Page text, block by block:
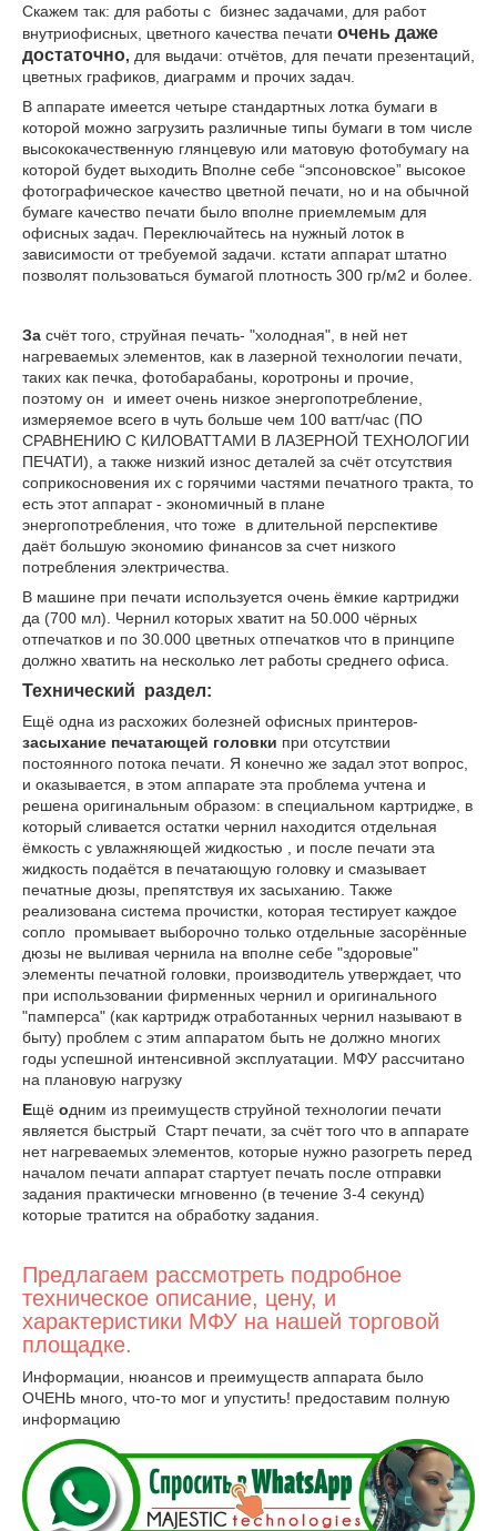
Скажем так: для работы с бизнес задачами, для работ
внутриофисных, цветного качества печати очень даже
достаточно, для выдачи: отчётов, для печати презентаций,
цветных графиков, диаграмм и прочих задач.
В аппарате имеется четыре стандартных лотка бумаги в
которой можно загрузить различные типы бумаги в том числе
высококачественную глянцевую или матовую фотобумагу на
которой будет выходить Вполне себе “эпсоновское” высокое
фотографическое качество цветной печати, но и на обычной
бумаге качество печати было вполне приемлемым для
офисных задач. Переключайтесь на нужный лоток в
зависимости от требуемой задачи. кстати аппарат штатно
позволят пользоваться бумагой плотность 300 гр/м2 и более.
За счёт того, струйная печать- "холодная", в ней нет
нагреваемых элементов, как в лазерной технологии печати,
таких как печка, фотобарабаны, коротроны и прочие,
поэтому он и имеет очень низкое энергопотребление,
измеряемое всего в чуть больше чем 100 ватт/час (ПО
СРАВНЕНИЮ С КИЛОВАТТАМИ В ЛАЗЕРНОЙ ТЕХНОЛОГИИ
ПЕЧАТИ), а также низкий износ деталей за счёт отсутствия
соприкосновения их с горячими частями печатного тракта, то
есть этот аппарат - экономичный в плане
энергопотребления, что тоже в длительной перспективе
даёт большую экономию финансов за счет низкого
потребления электричества.
В машине при печати используется очень ёмкие картриджи
да (700 мл). Чернил которых хватит на 50.000 чёрных
отпечатков и по 30.000 цветных отпечатков что в принципе
должно хватить на несколько лет работы среднего офиса.
Технический раздел:
Ещё одна из расхожих болезней офисных принтеров-
засыхание печатающей головки при отсутствии
постоянного потока печати. Я конечно же задал этот вопрос,
и оказывается, в этом аппарате эта проблема учтена и
решена оригинальным образом: в специальном картридже, в
который сливается остатки чернил находится отдельная
ёмкость с увлажняющей жидкостью , и после печати эта
жидкость подаётся в печатающую головку и смазывает
печатные дюзы, препятствуя их засыханию. Также
реализована система прочистки, которая тестирует каждое
сопло промывает выборочно только отдельные засорённые
дюзы не выливая чернила на вполне себе "здоровые"
элементы печатной головки, производитель утверждает, что
при использовании фирменных чернил и оригинального
"памперса" (как картридж отработанных чернил называют в
быту) проблем с этим аппаратом быть не должно многих
годы успешной интенсивной эксплуатации. МФУ рассчитано
на плановую нагрузку
Ещё одним из преимуществ струйной технологии печати
является быстрый Старт печати, за счёт того что в аппарате
нет нагреваемых элементов, которые нужно разогреть перед
началом печати аппарат стартует печать после отправки
задания практически мгновенно (в течение 3-4 секунд)
которые тратится на обработку задания.
Предлагаем рассмотреть подробное
техническое описание, цену, и
характеристики МФУ на нашей торговой
площадке.
Информации, нюансов и преимуществ аппарата было
ОЧЕНЬ много, что-то мог и упустить! предоставим полную
информацию